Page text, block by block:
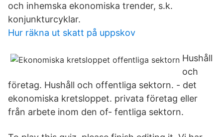
och inhemska ekonomiska trender, s.k.
konjunkturcyklar.
Hur räkna ut skatt på uppskov
Hushåll
och
företag. Hushåll och offentliga sektorn. - det
ekonomiska kretsloppet. privata företag eller
från arbete inom den of- fentliga sektorn.